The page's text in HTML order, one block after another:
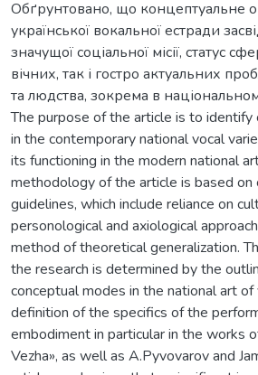
Обґрунтовано, що концептуальне
української вокальної естради
значущої соціальної місії, статус
вічних, так і гостро актуальних
та людства, зокрема в
The purpose of the article is to identify
in the contemporary national vocal
its functioning in the modern national
methodology of the article is based on
guidelines, which include reliance on
personological and axiological
method of theoretical generalization.
the research is determined by the
conceptual modes in the national art
definition of the specifics of the
embodiment in particular in the works
Vezha», as well as A.Pyvovarov and